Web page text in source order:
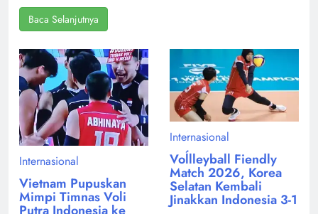
Baca Selanjutnya
Internasional
Vietnam Pupuskan
Mimpi Timnas Voli
Internasional
Voĺlleyball Fiendly
Match 2026, Korea
Selatan Kembali
Jinakkan Indonesia 3-1